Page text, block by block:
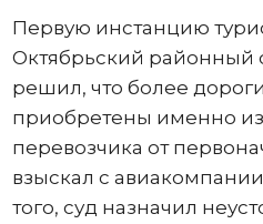
Первую инстанцию
Октябрьский районный
решил, что более
приобретены именно
перевозчика от
взыскал с
того, суд назначил